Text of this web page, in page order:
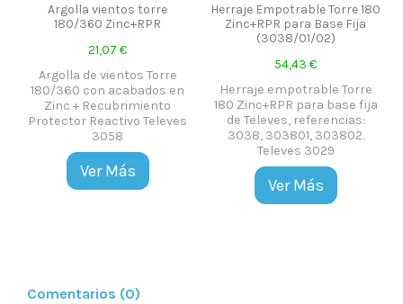
Argolla vientos torre
180/360 Zinc+RPR
21,07 €
Argolla de vientos Torre
180/360 con acabados en
Zinc + Recubrimiento
Protector Reactivo Televes
3058
Ver Más
Herraje Empotrable Torre 180
Zinc+RPR para Base Fija
(3038/01/02)
54,43 €
Herraje empotrable Torre
180 Zinc+RPR para base fija
de Televes, referencias:
3038, 303801, 303802.
Televes 3029
Ver Más
Comentarios (0)